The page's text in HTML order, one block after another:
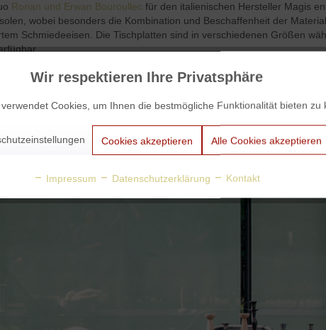
Ronan und Erwan Bouroullec für den italienischen Hersteller Magis
wobei besonders die Kombination und Beschaffenheit der
Schmiedeeisen. Die Tischplatten sind in verschiedenen Größen
Wir respektieren Ihre Privatsphäre
Cookies, um Ihnen die bestmögliche Funktionalität bieten zu
Cookies akzeptieren Alle Cookies akzeptieren
Impressum Datenschutzerklärung Kontakt